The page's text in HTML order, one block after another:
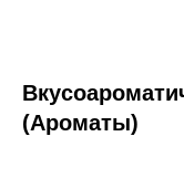
(Ароматы)